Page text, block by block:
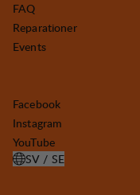
FAQ
Reparationer
Events
Facebook
Instagram
YouTube
SV / SE
ÖPPNA VÄLJ LAND